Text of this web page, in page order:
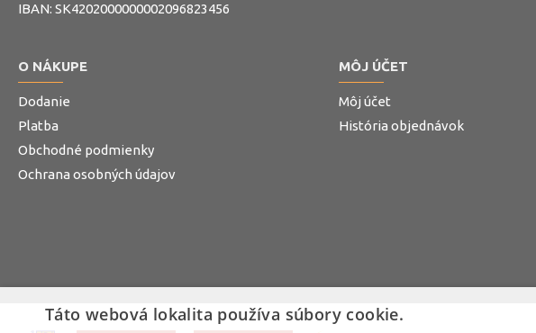
IBAN: SK4202000000002096823456
O NÁKUPE
Dodanie
Platba
Obchodné podmienky
Ochrana osobných údajov
MÔJ ÚČET
Môj účet
História objednávok
Táto webová lokalita používa súbory cookie.